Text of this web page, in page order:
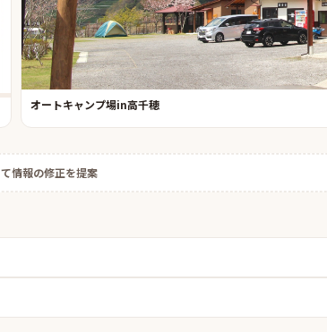
オートキャンプ場in高千穂
情報の修正を提案